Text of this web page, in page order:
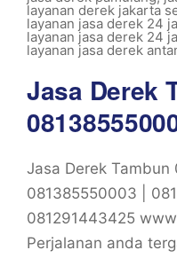
layanan derek jakarta
layanan jasa derek 24
layanan jasa derek 24
layanan jasa derek
Jasa Derek
Jasa Derek
081385550003 |
081291443425
Perjalanan anda